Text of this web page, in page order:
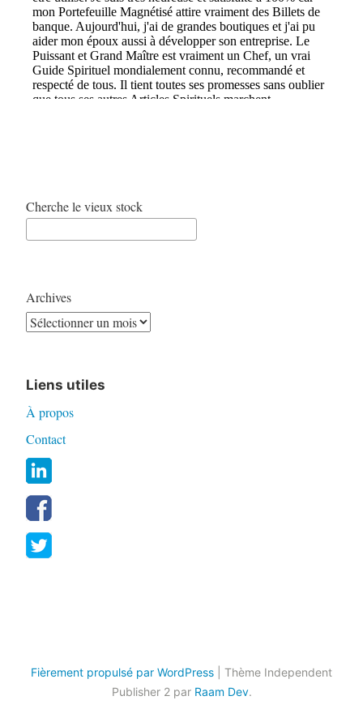
Cherche le vieux stock
Archives
Liens utiles
À propos
Contact
Fièrement propulsé par WordPress
Thème Independent
Publisher 2 par Raam Dev.